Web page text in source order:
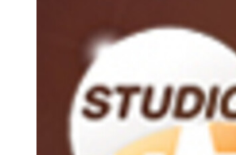
TERUG NAAR TOEN